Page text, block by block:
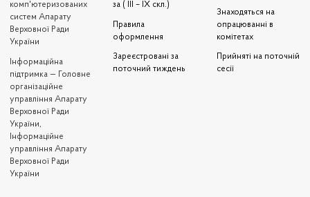
комп'ютеризованих
систем Апарату
Верховної Ради
України
Iнформаційна
підтримка — Головне
організаційне
управління Апарату
Верховної Ради
України,
Інформаційне
управління Апарату
Верховної Ради
України
за ( III – IX скл.)
Правила
оформлення
Зареєстровані за
поточний тиждень
Знаходяться на
опрацюванні в
комітетах
Прийняті на поточній
сесії